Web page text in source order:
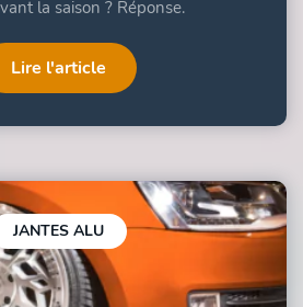
la saison ? Réponse.
Lire l'article
JANTES ALU